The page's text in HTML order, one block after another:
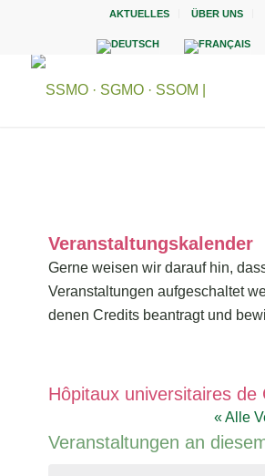
AKTUELLES ÜBER UNS
Veranstaltungskalender
Gerne weisen wir darauf hin,
Veranstaltungen aufgeschaltet
denen Credits beantragt und
Hôpitaux universitaires de
« Alle
Veranstaltungen an